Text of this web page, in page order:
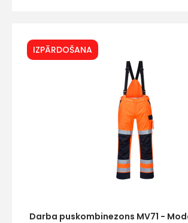
IZPĀRDOŠANA
Darba puskombinezons MV71 -